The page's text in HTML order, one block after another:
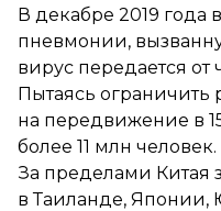
В декабре 2019
пневмонии,
вирус передается от
Пытаясь ограничить
на передвижение в
более 11 млн человек.
За пределами Китая
вТаиланде, Японии,